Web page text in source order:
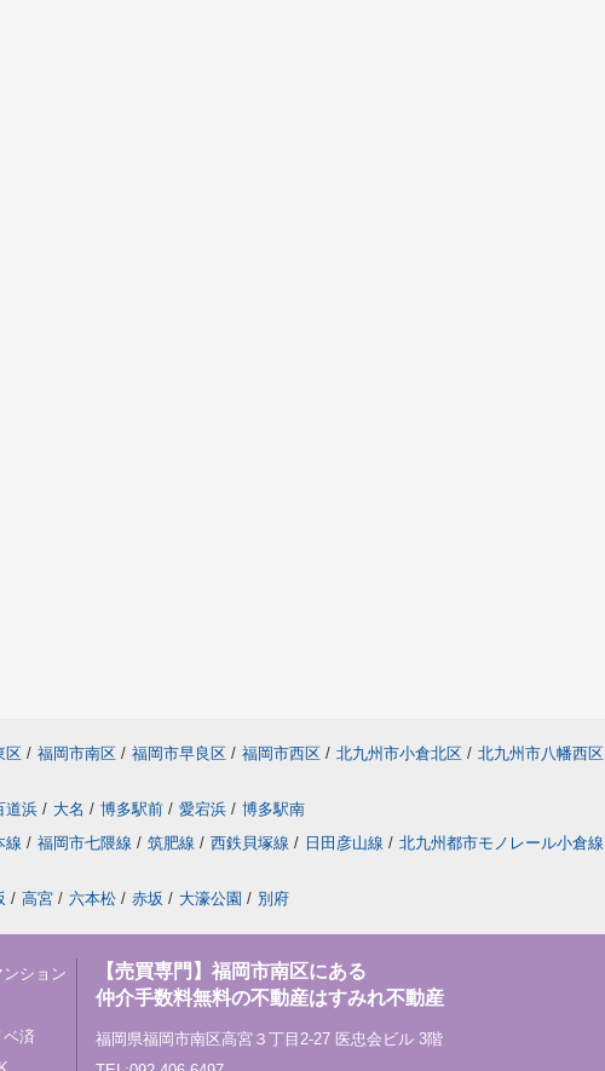
区 / 福岡市南区 / 福岡市早良区 / 福岡市西区 / 北九州市小倉北区 / 北九州市八幡西区
道浜 / 大名 / 博多駅前 / 愛宕浜 / 博多駅南
線 / 福岡市七隈線 / 筑肥線 / 西鉄貝塚線 / 日田彦山線 / 北九州都市モノレール小倉線
/ 高宮 / 六本松 / 赤坂 / 大濠公園 / 別府
ション
ベ済
【売買専門】福岡市南区にある
仲介手数料無料の不動産はすみれ不動産
福岡県福岡市南区高宮３丁目2-27 医忠会ビル 3階